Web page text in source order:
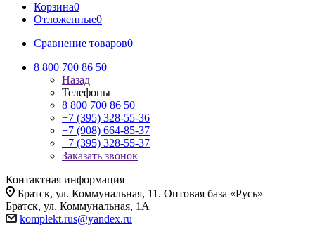
Корзина0
Отложенные0
Сравнение товаров0
8 800 700 86 50
Назад
Телефоны
8 800 700 86 50
+7 (395) 328-55-36
+7 (908) 664-85-37
+7 (395) 328-55-37
Заказать звонок
Контактная информация
Братск, ул. Коммунальная, 11. Оптовая база «Русь»
Братск, ул. Коммунальная, 1А
komplekt.rus@yandex.ru